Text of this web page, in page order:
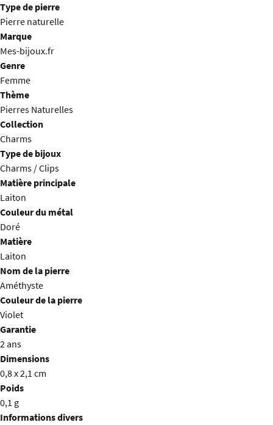
Type de pierre
Pierre naturelle
Marque
Mes-bijoux.fr
Genre
Femme
Thème
Pierres Naturelles
Collection
Charms
Type de bijoux
Charms / Clips
Matière principale
Laiton
Couleur du métal
Doré
Matière
Laiton
Nom de la pierre
Améthyste
Couleur de la pierre
Violet
Garantie
2 ans
Dimensions
0,8 x 2,1 cm
Poids
0,1 g
Informations divers